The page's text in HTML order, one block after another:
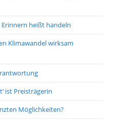
Erinnern heißt handeln
Klimawandel wirksam
ist Preisträgerin
Möglichkeiten?